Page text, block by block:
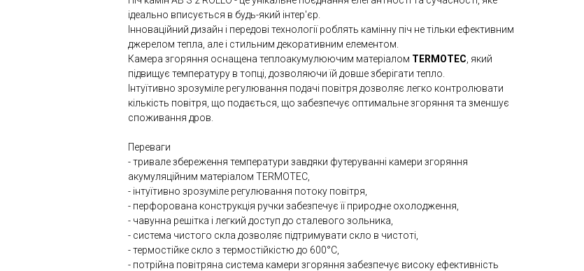
ідеально вписується в будь-який інтер'єр.
Інноваційний дизайн і передові технології роблять камінну піч не тільки ефективним
джерелом тепла, але і стильним декоративним елементом.
Камера згоряння оснащена теплоакумулюючим матеріалом TERMOTEC, який
підвищує температуру в топці, дозволяючи їй довше зберігати тепло.
Інтуїтивно зрозуміле регулювання подачі повітря дозволяє легко контролювати
кількість повітря, що подається, що забезпечує оптимальне згоряння та зменшує
споживання дров.
Переваги
- тривале збереження температури завдяки футеруванні камери згоряння
акумуляційним матеріалом TERMOTEC,
- інтуїтивно зрозуміле регулювання потоку повітря,
- перфорована конструкція ручки забезпечує її природне охолодження,
- чавунна решітка і легкий доступ до сталевого зольника,
- система чистого скла дозволяє підтримувати скло в чистоті,
- термостійке скло з термостійкістю до 600°C,
- потрійна повітряна система камери згоряння забезпечує високу ефективність